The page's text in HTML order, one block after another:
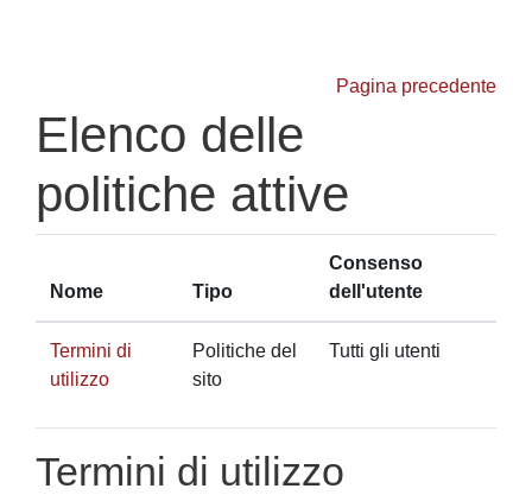
Pagina precedente
Elenco delle
politiche attive
Nome Tipo
Consenso
dell'utente
Termini di
utilizzo
Politiche del
sito
Tutti gli utenti
Termini di utilizzo